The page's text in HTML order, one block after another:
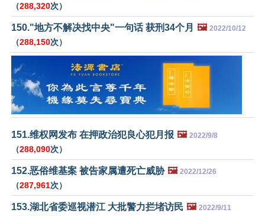
（288,320次）
150."地方不解决找中央"一句话 获刑34个月 🖼️ 2022/10/12
（288,150次）
151.维权网发布 在押政治犯良心犯月报 🖼️ 2022/9/8
（288,090次）
152.恶俗维基案 被告家属遭死亡威胁 🖼️ 2022/12/26
（287,961次）
153.湖北省委巡视潜江 大批警力拦堵访民 🖼️ 2022/9/11